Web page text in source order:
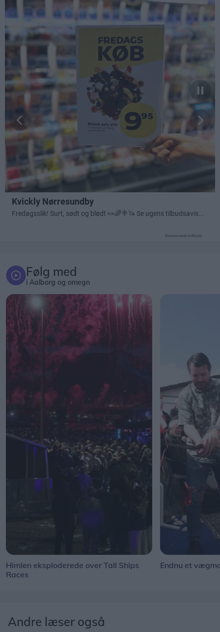
Annonceret indhold
Følg med
i Aalborg og omegn
Himlen eksploderede over Tall Ships
Races
Endnu et
Andre læser også